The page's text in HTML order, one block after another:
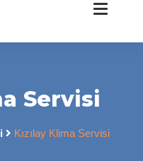
Servisi
Kızılay Klima Servisi